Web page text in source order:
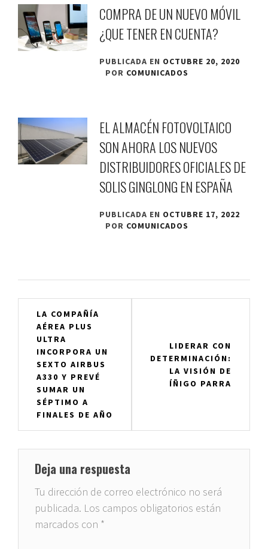
COMPRA DE UN NUEVO MÓVIL
¿QUE TENER EN CUENTA?
PUBLICADA EN OCTUBRE 20, 2020
POR COMUNICADOS
EL ALMACÉN FOTOVOLTAICO
SON AHORA LOS NUEVOS
DISTRIBUIDORES OFICIALES DE
SOLIS GINGLONG EN ESPAÑA
PUBLICADA EN OCTUBRE 17, 2022
POR COMUNICADOS
Navegación
entradas
LA COMPAÑÍA
AÉREA PLUS
ULTRA
INCORPORA UN
SEXTO AIRBUS
A330 Y PREVÉ
SUMAR UN
SÉPTIMO A
FINALES DE AÑO
LIDERAR CON
DETERMINACIÓN:
LA VISIÓN DE
ÍÑIGO PARRA
Deja una respuesta
Tu dirección de correo electrónico no será
publicada. Los campos obligatorios están
marcados con *